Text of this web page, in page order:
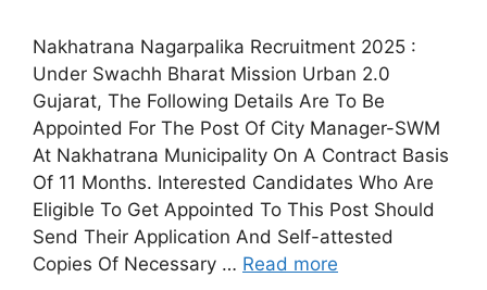
Nakhatrana Nagarpalika Recruitment 2025 :
Under Swachh Bharat Mission Urban 2.0
Gujarat, The Following Details Are To Be
Appointed For The Post Of City Manager-SWM
At Nakhatrana Municipality On A Contract Basis
Of 11 Months. Interested Candidates Who Are
Eligible To Get Appointed To This Post Should
Send Their Application And Self-attested
Copies Of Necessary … Read more